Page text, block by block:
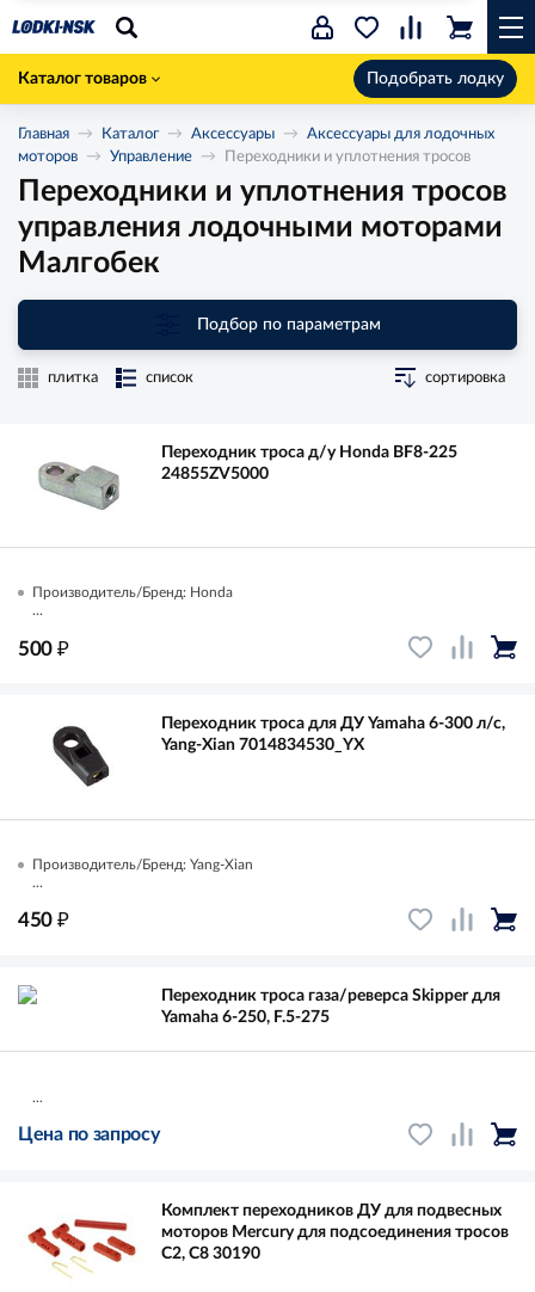
Каталог товаров Подобрать лодку
Главная Каталог Аксессуары
Аксессуары для лодочных
моторов
Управление Переходники и уплотнения тросов
Переходники и уплотнения тросов
управления лодочными моторами
Малгобек
Подбор по параметрам
плитка список сортировка
Переходник троса д/у Honda BF8-225
24855ZV5000
Производитель/Бренд: Honda
...
500 ₽
Переходник троса для ДУ Yamaha 6-300 л/с,
Yang-Xian 7014834530_YX
Производитель/Бренд: Yang-Xian
...
450 ₽
Переходник троса газа/реверса Skipper для
Yamaha 6-250, F.5-275
...
Цена по запросу
Комплект переходников ДУ для подвесных
моторов Mercury для подсоединения тросов
C2, C8 30190